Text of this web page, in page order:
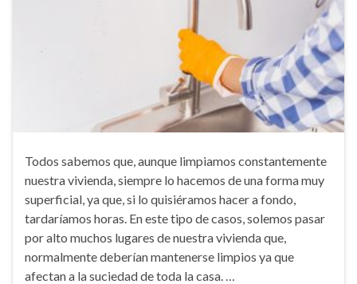
Todos sabemos que, aunque limpiamos constantemente
nuestra vivienda, siempre lo hacemos de una forma muy
superficial, ya que, si lo quisiéramos hacer a fondo,
tardaríamos horas. En este tipo de casos, solemos pasar
por alto muchos lugares de nuestra vivienda que,
normalmente deberían mantenerse limpios ya que
afectan a la suciedad de toda la casa. …